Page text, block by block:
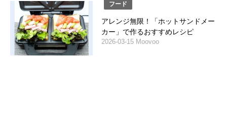
フード
アレンジ無限！「ホットサンドメー
カー」で作るおすすめレシピ
2026-03-15 Moovoo